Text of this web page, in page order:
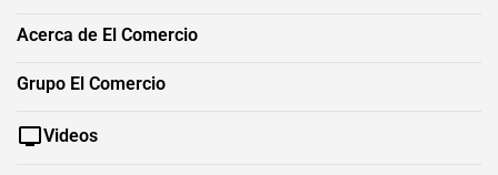
Acerca de El Comercio
Grupo El Comercio
Videos